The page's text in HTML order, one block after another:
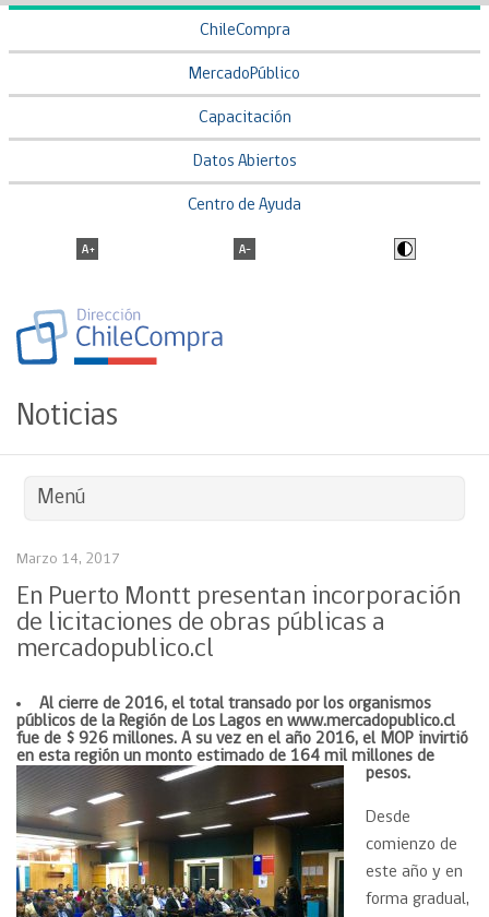
ChileCompra
MercadoPúblico
Capacitación
Datos Abiertos
Centro de Ayuda
Noticias
Menú
Marzo 14, 2017
En Puerto Montt presentan incorporación
de licitaciones de obras públicas a
mercadopublico.cl
Al cierre de 2016, el total transado por los organismos
públicos de la Región de Los Lagos en www.mercadopublico.cl
fue de $ 926 millones. A su vez en el año 2016, el MOP invirtió
en esta región un monto estimado de 164 mil millones de
pesos.
Desde
comienzo de
este año y en
forma gradual,